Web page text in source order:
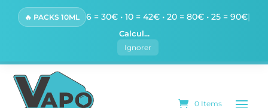
🔥 PACKS 10ML 6 = 30€ • 10 = 42€ • 20 = 80€ • 25 = 90€|
Calcul...
Ignorer
0 Items